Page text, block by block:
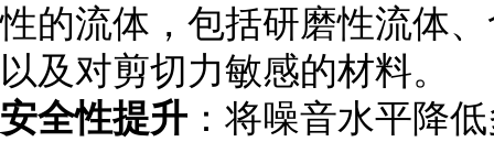
性的流体，包括研磨性流体
以及对剪切力敏感的材料。
安全性提升 ：将噪音水平降